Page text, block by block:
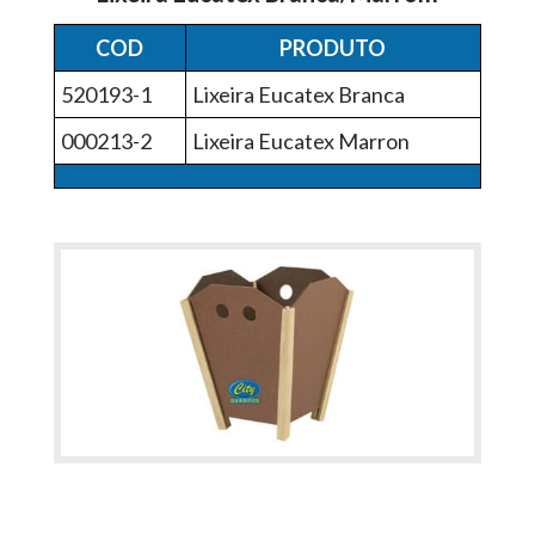
COD
PRODUTO
520193-1
Lixeira Eucatex Branca
000213-2
Lixeira Eucatex Marron